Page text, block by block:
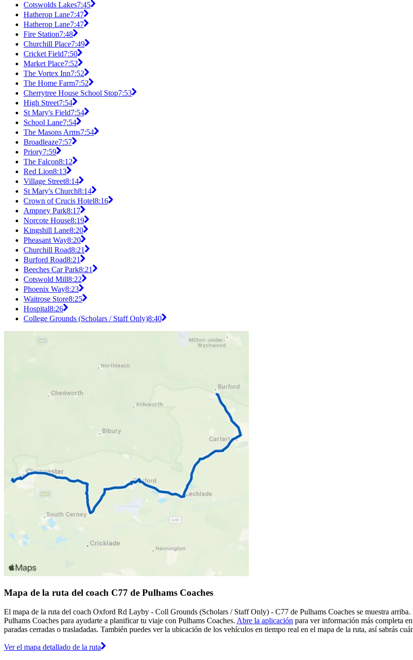
Cotswolds Lakes7:45
Hatherop Lane7:47
Hatherop Lane7:47
Fire Station7:48
Churchill Place7:49
Cricket Field7:50
Market Place7:52
The Vortex Inn7:52
The Home Farm7:52
Cherrytree House School Stop7:53
High Street7:54
St Mary's Field7:54
School Lane7:54
The Masons Arms7:54
Broadleaze7:57
Priory7:59
The Falcon8:12
Red Lion8:13
Village Street8:14
St Mary's Church8:14
Crown of Crucis Hotel8:16
Ampney Park8:17
Norcote House8:19
Kingshill Lane8:20
Pheasant Way8:20
Churchill Road8:21
Burford Road8:21
Beeches Car Park8:21
Cotswold Mill8:22
Phoenix Way8:23
Waitrose Store8:25
Hospital8:26
College Grounds (Scholars / Staff Only)8:40
Mapa de la ruta del coach C77 de Pulhams Coaches
El mapa de la ruta del coach Oxford Rd Layby - Coll Grounds (Scholars / Staff Only) - C77 de Pulhams Coaches se muestra
Pulhams Coaches para ayudarte a planificar tu viaje con Pulhams Coaches. Abre la aplicación para ver información más completa
paradas cerradas o trasladadas. También puedes ver la ubicación de los vehículos en tiempo real en el mapa de la ruta, así sabrás
Ver el mapa detallado de la ruta